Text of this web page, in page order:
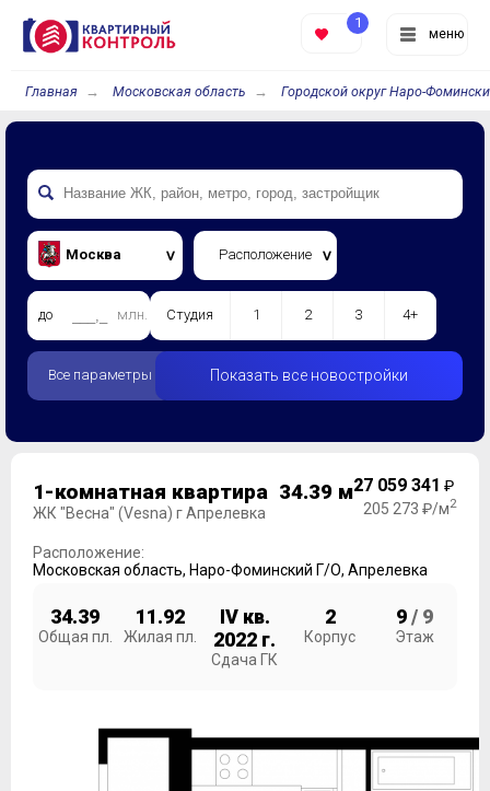
меню
1
Главная Московская область Городской округ Наро-
Москва Расположение
до млн. Студия 1 2 3 4+
Все параметры Показать все новостройки
1-комнатная квартира 34.39 м2
ЖК "Весна" (Vesna) г Апрелевка
7 059 341 ₽
205 273 ₽/м2
Расположение:
Московская область, Наро-Фоминский Г/О, Апрелевка
34.39
Общая пл.
11.92
Жилая пл.
IV кв.
2022 г.
Сдача ГК
2
Корпус
9/ 9
Этаж